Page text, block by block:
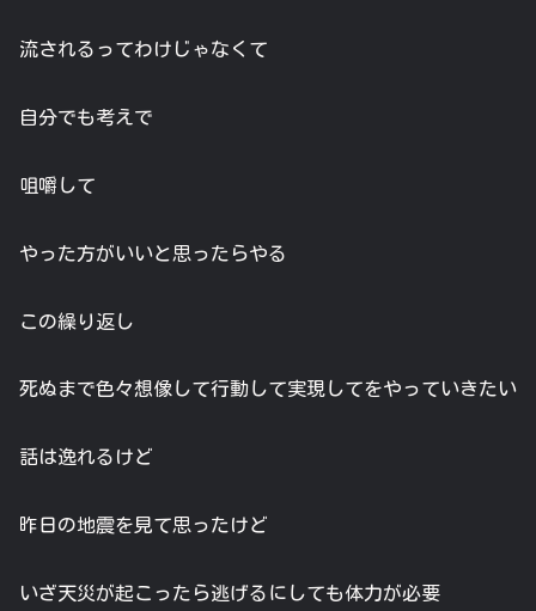
流されるってわけじゃなくて
自分でも考えで
咀嚼して
やった方がいいと思ったらやる
この繰り返し
死ぬまで色々想像して行動して実現してをやっていきたい
話は逸れるけど
昨日の地震を見て思ったけど
いざ天災が起こったら逃げるにしても体力が必要